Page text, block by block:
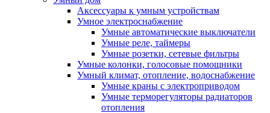
Аксессуары к умным устройствам
Умное электроснабжение
Умные автоматические выключатели
Умные реле, таймеры
Умные розетки, сетевые фильтры
Умные колонки, голосовые помощники
Умный климат, отопление, водоснабжение
Умные краны с электроприводом
Умные терморегуляторы радиаторов
отопления